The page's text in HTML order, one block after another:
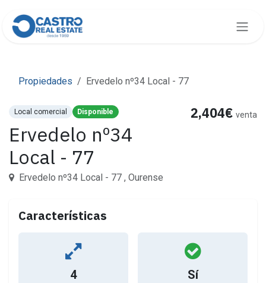
Propiedades Ervedelo nº34 Local - 77
Local comercial Disponible
Ervedelo nº34
Local - 77
Ervedelo nº34 Local - 77 , Ourense
2,404€ venta
Características
4 Sí